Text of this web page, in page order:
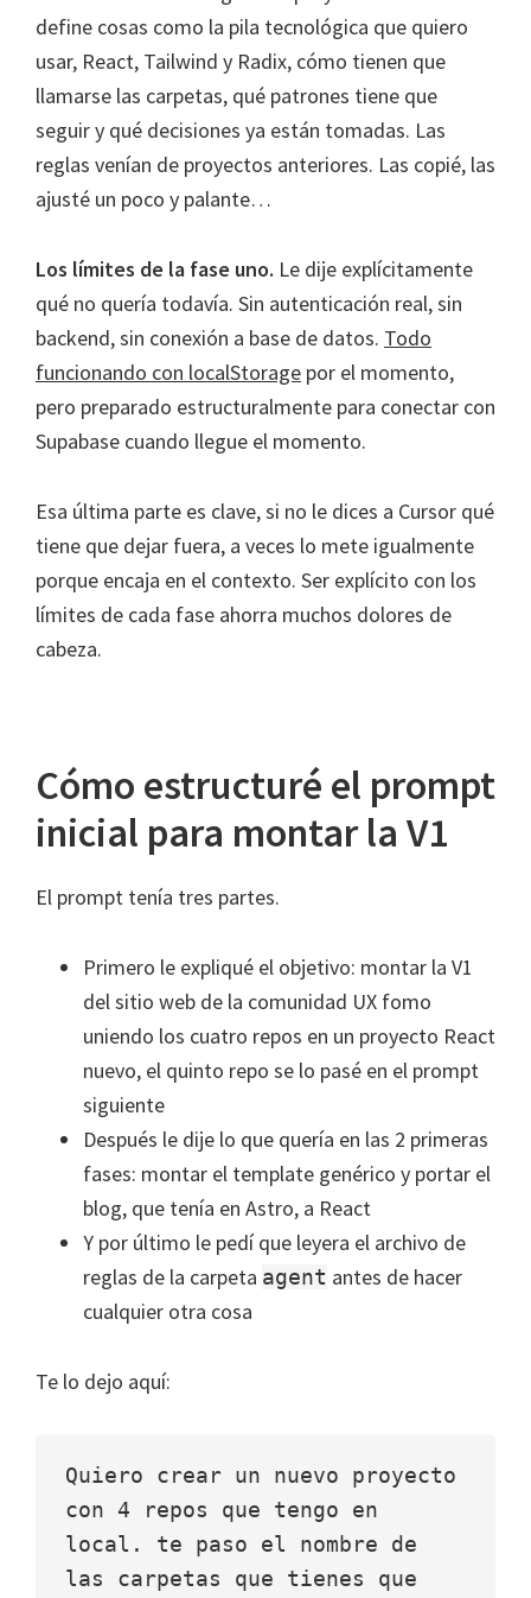
define cosas como la pila tecnológica que quiero
usar, React, Tailwind y Radix, cómo tienen que
llamarse las carpetas, qué patrones tiene que
seguir y qué decisiones ya están tomadas. Las
reglas venían de proyectos anteriores. Las copié, las
ajusté un poco y palante…
Los límites de la fase uno. Le dije explícitamente
qué no quería todavía. Sin autenticación real, sin
backend, sin conexión a base de datos. Todo
funcionando con localStorage por el momento,
pero preparado estructuralmente para conectar con
Supabase cuando llegue el momento.
Esa última parte es clave, si no le dices a Cursor qué
tiene que dejar fuera, a veces lo mete igualmente
porque encaja en el contexto. Ser explícito con los
límites de cada fase ahorra muchos dolores de
cabeza.
Cómo estructuré el prompt
inicial para montar la V1
El prompt tenía tres partes.
Primero le expliqué el objetivo: montar la V1
del sitio web de la comunidad UX fomo
uniendo los cuatro repos en un proyecto React
nuevo, el quinto repo se lo pasé en el prompt
siguiente
Después le dije lo que quería en las 2 primeras
fases: montar el template genérico y portar el
blog, que tenía en Astro, a React
Y por último le pedí que leyera el archivo de
reglas de la carpeta agent antes de hacer
cualquier otra cosa
Te lo dejo aquí:
Quiero crear un nuevo proyecto
con 4 repos que tengo en
local. te paso el nombre de
las carpetas que tienes que